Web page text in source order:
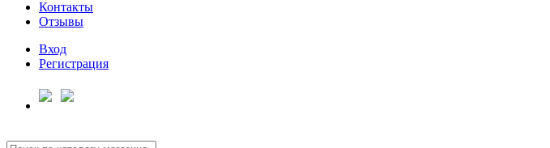
Контакты
Отзывы
Вход
Регистрация